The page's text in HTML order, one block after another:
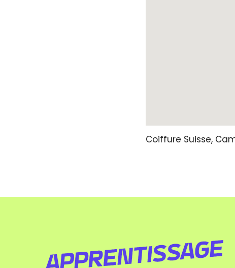
Coiffure Suisse,